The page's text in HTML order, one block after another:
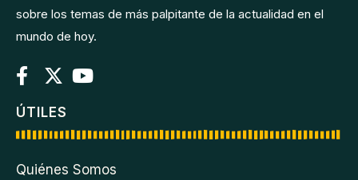
sobre los temas de más palpitante de la actualidad en el
mundo de hoy.
ÚTILES
Quiénes Somos